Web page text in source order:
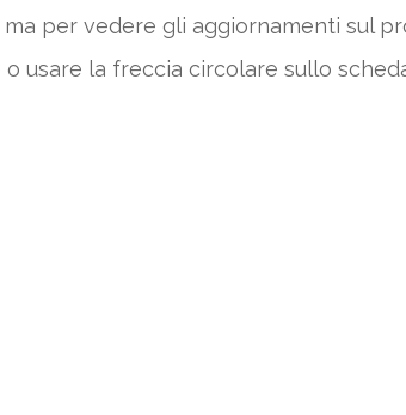
per vedere gli aggiornamenti sul
usare la freccia circolare sullo